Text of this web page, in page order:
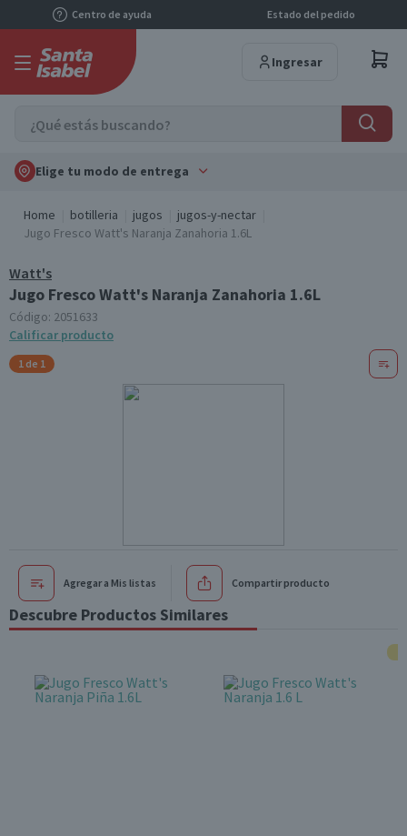
Centro de ayuda Estado del pedido
Ingresar
Elige tu modo de entrega
Home botilleria jugos
jugos-y-nectar
Jugo Fresco Watt's Naranja Zanahoria 1.6L
Watt's
Jugo Fresco Watt's Naranja Zanahoria 1.6L
Código: 2051633
Calificar producto
1 de 1
Agregar a Mis listas Compartir producto
Descubre Productos Similares